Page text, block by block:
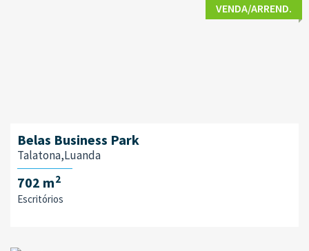
VENDA/ARREND.
Belas Business Park
Talatona,Luanda
702 m2
Escritórios